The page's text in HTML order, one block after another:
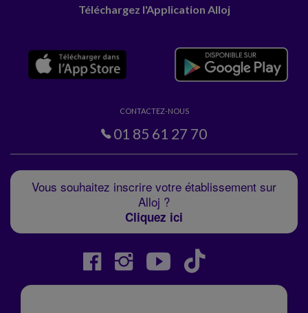
Téléchargez l'Application Alloj
CONTACTEZ-NOUS
01 85 61 27 70
Vous souhaitez inscrire votre établissement sur
Alloj ?
Cliquez ici